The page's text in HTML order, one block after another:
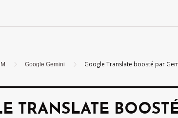
5 Google Gemini 5 Google Translate boosté par
TRANSLATE